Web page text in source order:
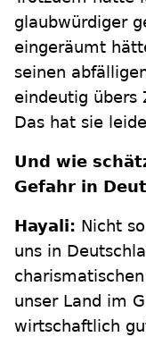
glaubwürdiger
eingeräumt
seinen
eindeutig übers
Das hat sie
Und wie
Gefahr in
Hayali: Nicht
uns in
unser Land im
wirtschaftlich